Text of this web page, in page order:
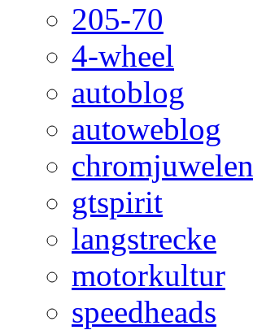
205-70
4-wheel
autoblog
autoweblog
chromjuwelen
gtspirit
langstrecke
motorkultur
speedheads